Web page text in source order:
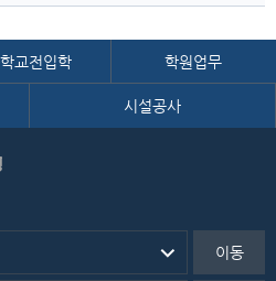
교전입학 학원업무
시설공사
이동